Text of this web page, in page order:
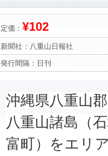
定価： ¥102
新聞社： 八重山日報社
発行間隔： 日刊
沖縄県八重山
八重山諸島（
富町）をエリ